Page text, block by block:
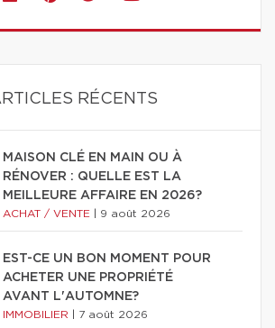
RÉCENTS
MAISON CLÉ EN MAIN OU À
RÉNOVER : QUELLE EST LA
MEILLEURE AFFAIRE EN 2026?
ACHAT / VENTE 9 août 2026
EST-CE UN BON MOMENT POUR
ACHETER UNE PROPRIÉTÉ
AVANT L'AUTOMNE?
IMMOBILIER 7 août 2026